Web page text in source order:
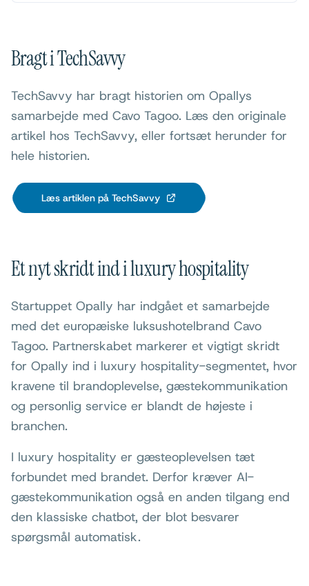
Bragt i TechSavvy
TechSavvy har bragt historien om Opallys
samarbejde med Cavo Tagoo. Læs den originale
artikel hos TechSavvy, eller fortsæt herunder for
hele historien.
Læs artiklen på TechSavvy
Et nyt skridt ind i luxury hospitality
Startuppet Opally har indgået et samarbejde
med det europæiske luksushotelbrand Cavo
Tagoo. Partnerskabet markerer et vigtigt skridt
for Opally ind i luxury hospitality-segmentet, hvor
kravene til brandoplevelse, gæstekommunikation
og personlig service er blandt de højeste i
branchen.
I luxury hospitality er gæsteoplevelsen tæt
forbundet med brandet. Derfor kræver AI-
gæstekommunikation også en anden tilgang end
den klassiske chatbot, der blot besvarer
spørgsmål automatisk.